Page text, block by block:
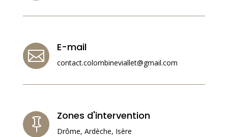

E-mail
contact.colombineviallet@gmail.com

Zones d'intervention
Drôme, Ardèche, Isère